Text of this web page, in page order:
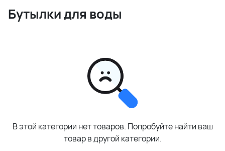
Бутылки для воды
В этой категории нет товаров. Попробуйте найти ваш
товар в другой категории.